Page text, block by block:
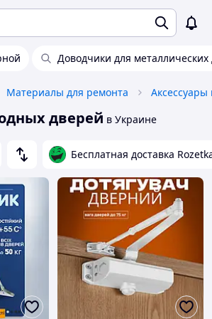
Доводчики для металлических
Материалы для ремонта
дверей в Украине
Бесплатная доставка